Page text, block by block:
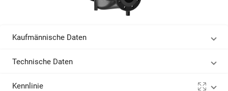
Kaufmännische Daten
Technische Daten
Kennlinie